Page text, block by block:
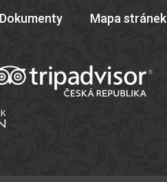
Dokumenty Mapa stránek